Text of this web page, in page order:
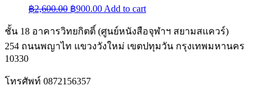
฿2,600.00 Original
was:
฿2,600.00.
฿900.00Current
is:
฿900.00.
Add to cart
ชั้น 18 อาคารวิทยกิตติ์ (ศูนย์หนังสือจุฬาฯ สยามสแควร์)
254 ถนนพญาไท แขวงวังใหม่ เขตปทุมวัน กรุงเทพมหานคร
10330
โทรศัพท์ 0872156357